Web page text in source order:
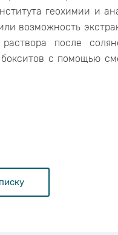
геохимии и
возможность
после
с помощью